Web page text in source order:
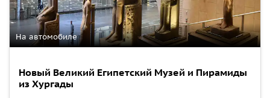
На автомобиле
Новый Великий Египетский Музей и Пирамиды
из Хургады